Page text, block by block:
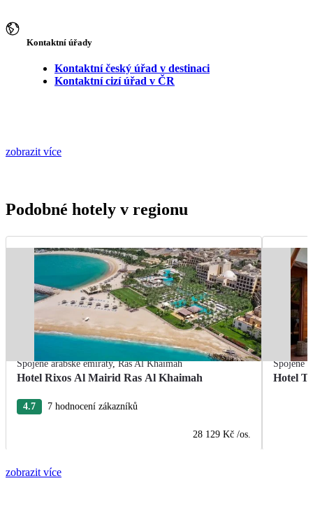
Kontaktní úřady
Kontaktní český úřad v destinaci
Kontaktní cizí úřad v ČR
zobrazit více
Podobné hotely v regionu
Spojené arabské emiráty,Ras Al Khaimah
Hotel Rixos Al Mairid Ras Al Khaimah
4.7 7 hodnocení zákazníků
28 129 Kč /os.
Spojené
Hotel
zobrazit více